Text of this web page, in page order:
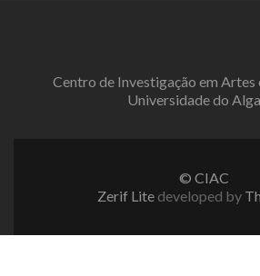
Centro de Investigação em Artes
Universidade do
© CIAC
Zerif Lite developed by